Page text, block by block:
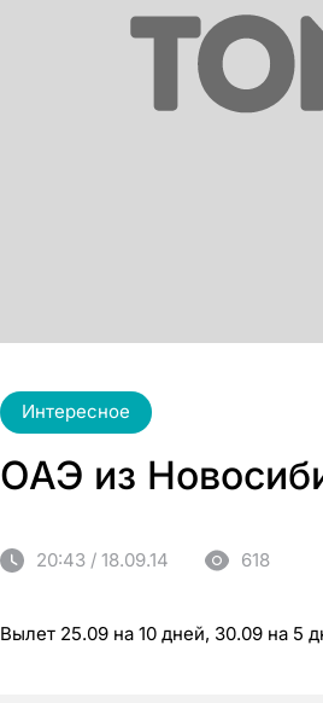
Интересное
ОАЭ из
20:43 / 18.09.14 618
Вылет 25.09 на 10 дней, 30.09 на 5